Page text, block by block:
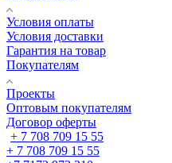
Условия оплаты
Условия доставки
Гарантия на товар
Покупателям
Проекты
Оптовым покупателям
Договор оферты
+ 7 708 709 15 55
+ 7 708 709 15 55